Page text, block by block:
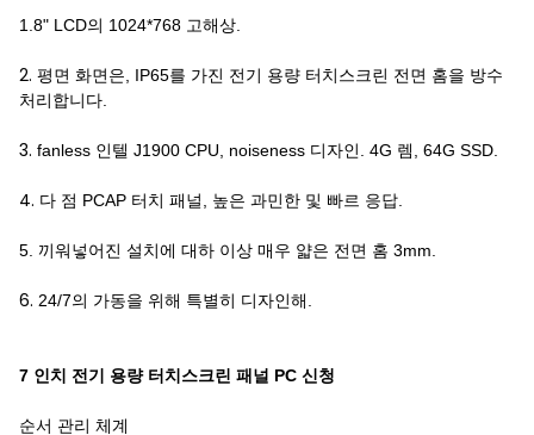
1.8" LCD의 1024*768 고해상.
2. 평면 화면은, IP65를 가진 전기 용량 터치스크린 전면 홈을 방수
처리합니다.
3. fanless 인텔 J1900 CPU, noiseness 디자인. 4G 렘, 64G SSD.
4. 다 점 PCAP 터치 패널, 높은 과민한 및 빠르 응답.
5. 끼워넣어진 설치에 대하 이상 매우 얇은 전면 홈 3mm.
6. 24/7의 가동을 위해 특별히 디자인해.
7 인치 전기 용량 터치스크린 패널 PC 신청
순서 관리 체계